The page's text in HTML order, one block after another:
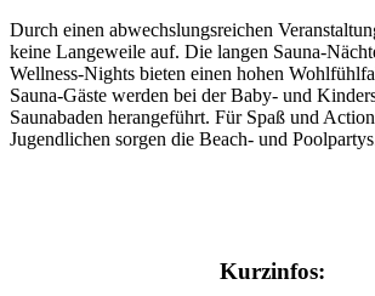
Durch einen abwechslungsreichen
keine Langeweile auf. Die langen Sauna-
Wellness-Nights bieten einen hohen
Sauna-Gäste werden bei der Baby- und
Saunabaden herangeführt. Für Spaß und
Jugendlichen sorgen die Beach- und
Kurzinfos: